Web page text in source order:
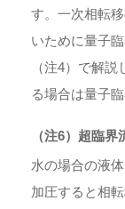
す。一次相転
いために量子
（注4）で解
る場合は量子
（注6）超臨界
水の場合の液
加圧すると相